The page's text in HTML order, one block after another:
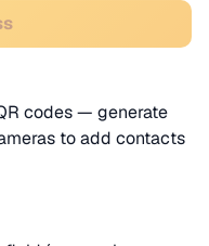
codes — generate
to add contacts